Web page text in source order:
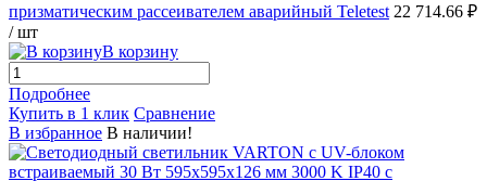
призматическим рассеивателем аварийный Teletest 22 714.66 ₽
/ шт
В корзину
Подробнее
Купить в 1 клик Сравнение
В избранное В наличии!